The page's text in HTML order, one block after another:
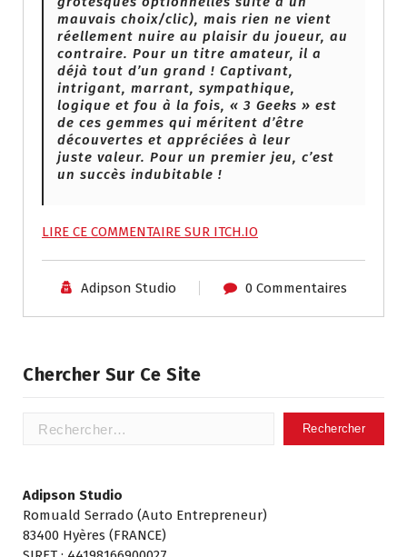
mauvais choix/clic), mais rien ne vient
réellement nuire au plaisir du joueur, au
contraire. Pour un titre amateur, il a
déjà tout d’un grand ! Captivant,
intrigant, marrant, sympathique,
logique et fou à la fois, « 3 Geeks » est
de ces gemmes qui méritent d’être
découvertes et appréciées à leur
juste valeur. Pour un premier jeu, c’est
un succès indubitable !
LIRE CE COMMENTAIRE SUR ITCH.IO
Adipson Studio 0 Commentaires
Chercher Sur Ce Site
Rechercher :
Adipson Studio
Romuald Serrado (Auto Entrepreneur)
83400 Hyères (FRANCE)